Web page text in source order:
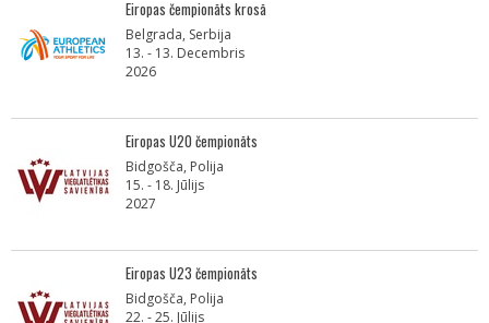
Eiropas čempionāts krosā
Belgrada, Serbija
13. - 13. Decembris
2026
Eiropas U20 čempionāts
Bidgošča, Polija
15. - 18. Jūlijs
2027
Eiropas U23 čempionāts
Bidgošča, Polija
22. - 25. Jūlijs